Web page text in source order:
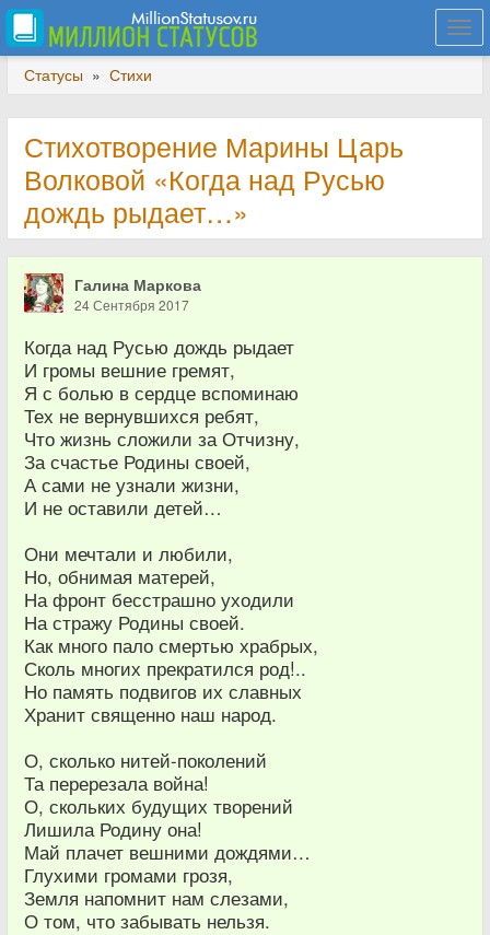
Статусы » Стихи
Стихотворение Марины Царь
Волковой «Когда над Русью
дождь рыдает…»
Галина Маркова
24 Сентября 2017
Когда над Русью дождь рыдает
И громы вешние гремят,
Я с болью в сердце вспоминаю
Тех не вернувшихся ребят,
Что жизнь сложили за Отчизну,
За счастье Родины своей,
А сами не узнали жизни,
И не оставили детей…
Они мечтали и любили,
Но, обнимая матерей,
На фронт бесстрашно уходили
На стражу Родины своей.
Как много пало смертью храбрых,
Сколь многих прекратился род!..
Но память подвигов их славных
Хранит священно наш народ.
О, сколько нитей-поколений
Та перерезала война!
О, скольких будущих творений
Лишила Родину она!
Май плачет вешними дождями…
Глухими громами грозя,
Земля напомнит нам слезами,
О том, что забывать нельзя.